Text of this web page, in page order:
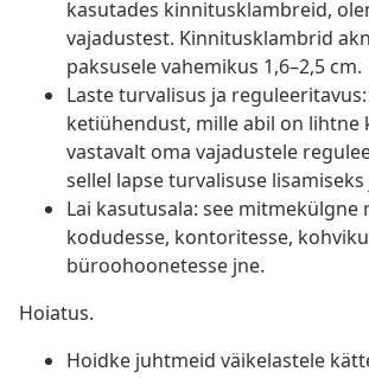
kasutades kinnitusklambreid,
vajadustest. Kinnitusklambrid
paksusele vahemikus 1,6–2,5 cm.
Laste turvalisus ja
ketiühendust, mille abil on lihtne
vastavalt oma vajadustele
sellel lapse turvalisuse
Lai kasutusala: see mitmekülgne
kodudesse, kontoritesse,
büroohoonetesse jne.
Hoiatus.
Hoidke juhtmeid väikelastele